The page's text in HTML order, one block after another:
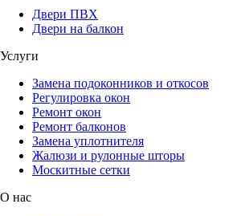
Двери ПВХ
Двери на балкон
Услуги
Замена подоконников и откосов
Регулировка окон
Ремонт окон
Ремонт балконов
Замена уплотнителя
Жалюзи и рулонные шторы
Москитные сетки
О нас